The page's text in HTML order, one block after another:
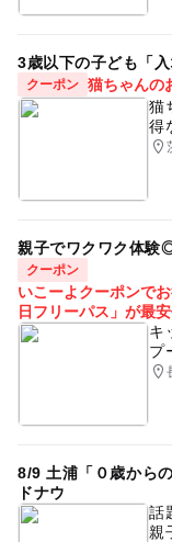
3歳以下の子ども「
クーポン 猫ちゃんの
猫
得
親子でワクワク体験
クーポン
いこーよクーポンで
日フリーパス」が最安
キ
プ
8/9 土浦「０歳から
ドナウ
話
親